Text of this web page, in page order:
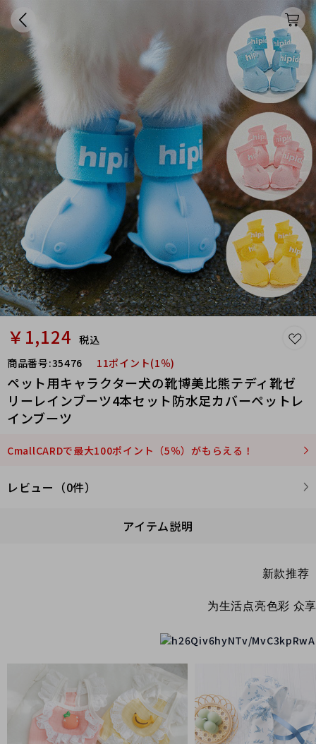
￥1,124 税込
商品番号:35476 11ポイント(1％)
ペット用キャラクター犬の靴博美比熊テディ靴ゼ
リーレインブーツ4本セット防水足カバーペットレ
インブーツ
CmallCARDで最大100ポイント（5％）がもらえる！
レビュー（0件）
アイテム説明
新款推荐
为生活点亮色彩 众